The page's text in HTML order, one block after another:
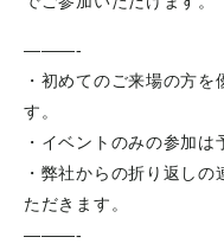
———-
・初めてのご来場の方
す。
・イベントのみの参加は
・弊社からの折り返し
ただきます。
​———-